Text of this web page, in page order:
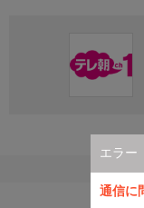
エラー
通信に